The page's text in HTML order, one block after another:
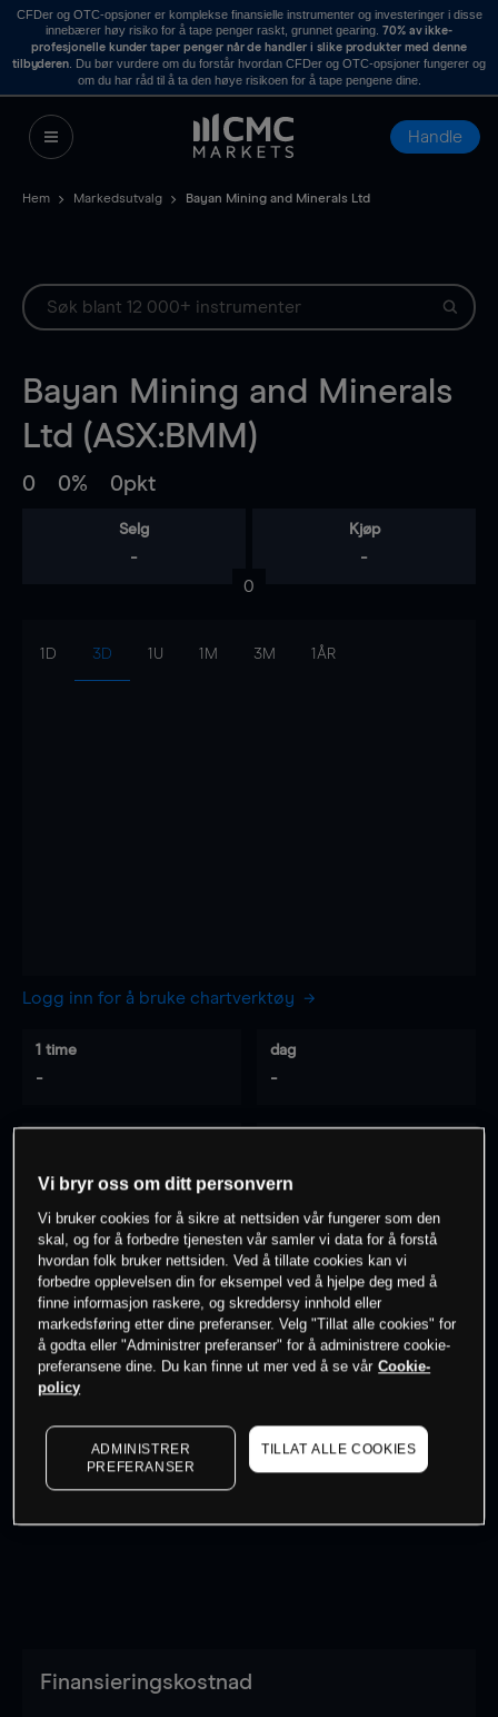
CFDer og OTC-opsjoner er komplekse finansielle instrumenter og investeringer i disse
innebærer høy risiko for å tape penger raskt, grunnet gearing. 70% av ikke-
profesjonelle kunder taper penger når de handler i slike produkter med denne
tilbyderen . Du bør vurdere om du forstår hvordan CFDer og OTC-opsjoner fungerer og
om du har råd til å ta den høye risikoen for å tape pengene dine.
Handle
Hem Markedsutvalg Bayan Mining and Minerals Ltd
Bayan Mining and Minerals
Ltd (ASX:BMM)
0 0% 0pkt
Selg
-
Kjøp
-
0
1D 3D 1U 1M 3M 1ÅR
Logg inn for å bruke chartverktøy
1 time
-
dag
-
-
0% av kunder erpå dette instrumentet
Søk om konto
Log in
Finansieringskostnad
Vi bryr oss om ditt personvern
Vi bruker cookies for å sikre at nettsiden vår fungerer som den
skal, og for å forbedre tjenesten vår samler vi data for å forstå
hvordan folk bruker nettsiden. Ved å tillate cookies kan vi
forbedre opplevelsen din for eksempel ved å hjelpe deg med å
finne informasjon raskere, og skreddersy innhold eller
markedsføring etter dine preferanser. Velg "Tillat alle cookies" for
å godta eller "Administrer preferanser" for å administrere cookie-
preferansene dine. Du kan finne ut mer ved å se vår Cookie-
policy
ADMINISTRER
PREFERANSER
TILLAT ALLE COOKIES